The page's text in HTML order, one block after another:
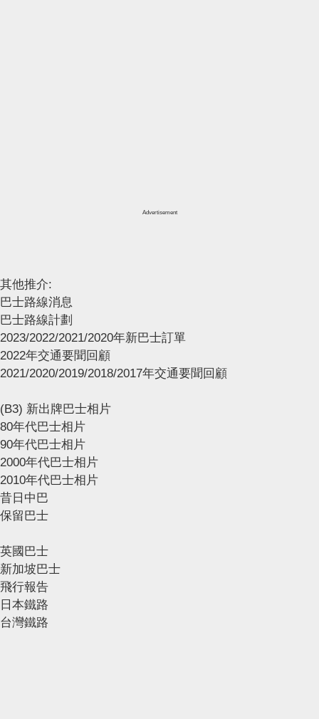
Advertisement
其他推介:
巴士路線消息
巴士路線計劃
2023/2022/2021/2020年新巴士訂單
2022年交通要聞回顧
2021/2020/2019/2018/2017年交通要聞回顧
(B3) 新出牌巴士相片
80年代巴士相片
90年代巴士相片
2000年代巴士相片
2010年代巴士相片
昔日中巴
保留巴士
英國巴士
新加坡巴士
飛行報告
日本鐵路
台灣鐵路